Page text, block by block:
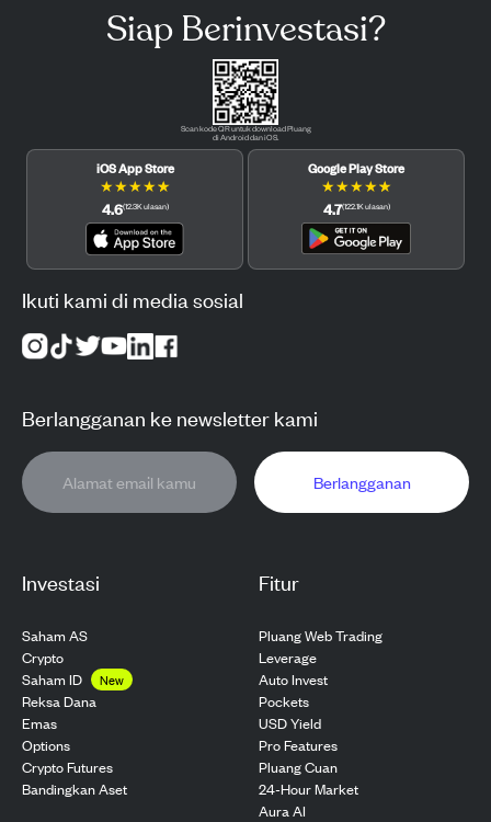
Investasi
Saham AS
Crypto
Saham ID
New
Reksa Dana
Emas
Options
Crypto Futures
Bandingkan Aset
Fitur
Pluang Web Trading
Leverage
Auto Invest
Pockets
USD Yield
Pro Features
Pluang Cuan
24-Hour Market
Aura AI
Siap Berinvestasi?
Scan kode QR untuk download Pluang
di Android dan iOS.
iOS App Store
★★★★★
4.6(12.3Kulasan)
Google Play Store
★★★★★
4.7(122.1Kulasan)
Ikuti kami di media sosial
Berlangganan ke newsletter kami
Berlangganan